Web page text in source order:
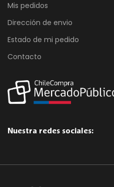
Mis pedidos
Dirección de envio
Estado de mi pedido
Contacto
Nuestra redes sociales: